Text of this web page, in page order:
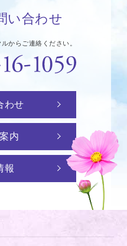
い合わせ
からご連絡ください。
わせ
内
報